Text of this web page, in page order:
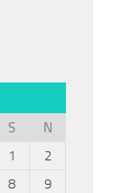
S
N
1
2
8
9